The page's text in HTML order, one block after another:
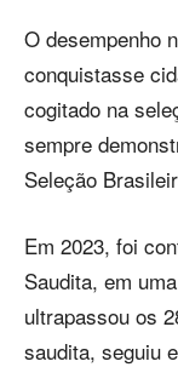
O desempenho
conquistasse
cogitado na
sempre
Seleção
Em 2023, foi
Saudita, em
ultrapassou os
saudita, seguiu